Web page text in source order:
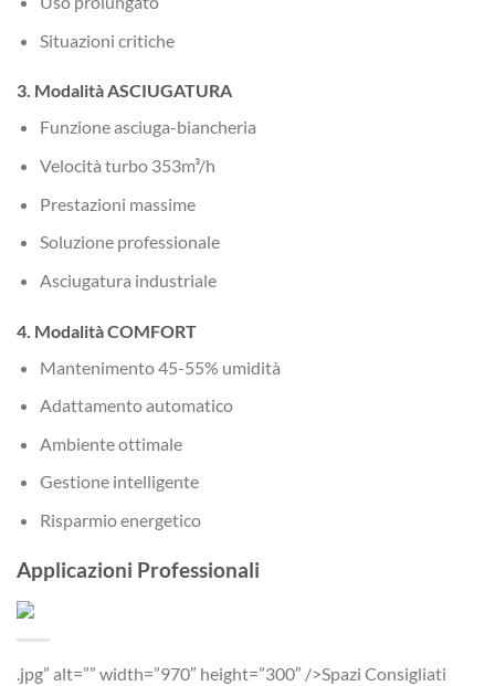
Situazioni critiche
3. Modalità ASCIUGATURA
Funzione asciuga-biancheria
Velocità turbo 353m³/h
Prestazioni massime
Soluzione professionale
Asciugatura industriale
4. Modalità COMFORT
Mantenimento 45-55% umidità
Adattamento automatico
Ambiente ottimale
Gestione intelligente
Risparmio energetico
Applicazioni Professionali
.jpg” alt=”” width=”970″ height=”300″ />Spazi Consigliati